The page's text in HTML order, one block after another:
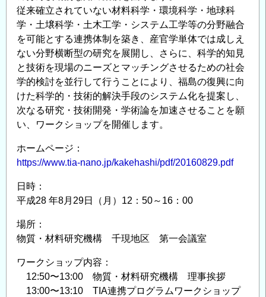
従来確立されていない材料科学・環境科学・地球科
学・⼟壌科学・土木工学・システム⼯学等の分野融合
を可能とする連携体制を築き、産官学単体では成しえ
ない分野横断型の研究を展開し、さらに、科学的知⾒
と技術を現場のニーズとマッチングさせるための社会
学的検討を並行して行うことにより、福島の復興に向
けた科学的・技術的解決手段のシステム化を提案し、
次なる研究・技術開発・学術論を加速させることを願
い、ワークショップを開催します。
ホームページ：
https://www.tia-nano.jp/kakehashi/pdf/20160829.pdf
日時：
平成28 年8月29日（月）12：50～16：00
場所：
物質・材料研究機構 千現地区 第一会議室
ワークショップ内容：
12:50〜13:00 物質・材料研究機構 理事挨拶
13:00〜13:10 TIA連携プログラムワークショップ